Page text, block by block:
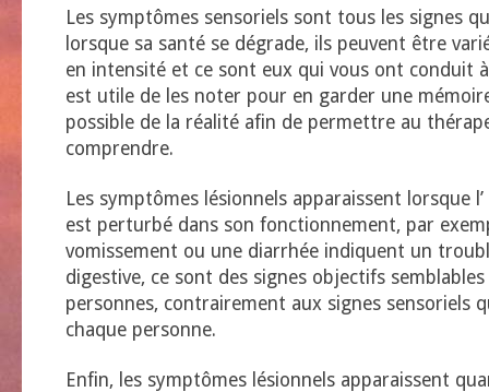
Les symptômes sensoriels sont tous les signes
lorsque sa santé se dégrade, ils peuvent être
en intensité et ce sont eux qui vous ont conduit
est utile de les noter pour en garder une
possible de la réalité afin de permettre au
comprendre.
Les symptômes lésionnels apparaissent lorsque
est perturbé dans son fonctionnement, par
vomissement ou une diarrhée indiquent un
digestive, ce sont des signes objectifs
personnes, contrairement aux signes sensoriels
chaque personne.
Enfin, les symptômes lésionnels apparaissent